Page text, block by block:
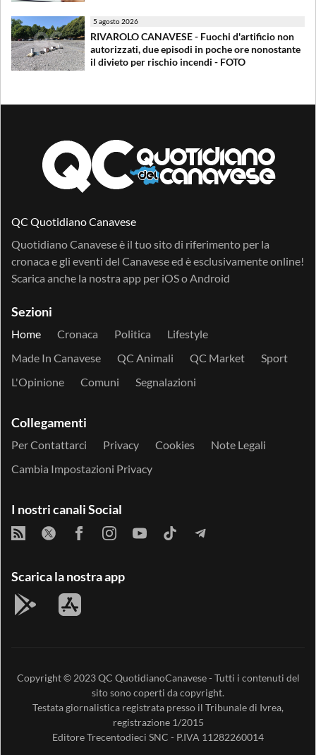
5 agosto 2026
RIVAROLO CANAVESE - Fuochi d'artificio non
autorizzati, due episodi in poche ore nonostante
il divieto per rischio incendi - FOTO
QC Quotidiano Canavese
Quotidiano Canavese è il tuo sito di riferimento per la
cronaca e gli eventi del Canavese ed è esclusivamente online!
Scarica anche la nostra app per iOSoAndroid
Sezioni
Home Cronaca Politica
Lifestyle
Made In Canavese
QC Animali QC Market
Sport
L'Opinione
Comuni Segnalazioni
Collegamenti
Per Contattarci Privacy Cookies
Note Legali
Cambia Impostazioni Privacy
I nostri canali Social
Scarica la nostra app
Copyright © 2023QC QuotidianoCanavese- Tutti i contenuti del
sito sono coperti da copyright.
Testata giornalistica registrata presso il Tribunale di Ivrea,
registrazione 1/2015
EditoreTrecentodieci SNC - P.IVA 11282260014